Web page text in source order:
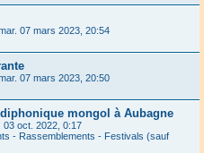
07 mars 2023, 20:54
07 mars 2023, 20:50
mongol à Aubagne
03 oct. 2022, 0:17
- Rassemblements - Festivals (sauf